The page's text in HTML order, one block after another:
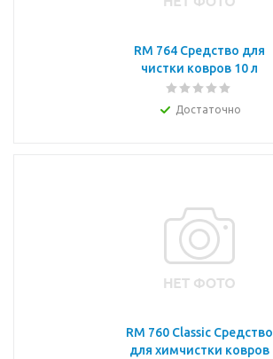
RM 764 Средство для
чистки ковров 10 л
Достаточно
RM 760 Classic Средство
для химчистки ковров